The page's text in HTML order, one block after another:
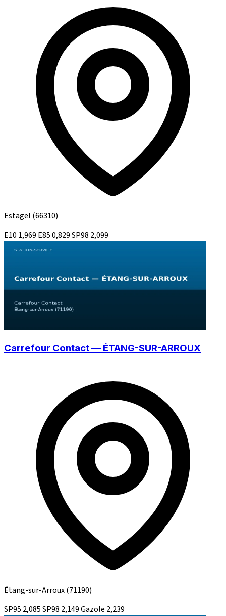
Estagel (66310)
E10 1,969 E850,829SP98 2,099
Carrefour Contact — ÉTANG-SUR-ARROUX
Étang-sur-Arroux(71190)
SP95 2,085SP98 2,149Gazole 2,239